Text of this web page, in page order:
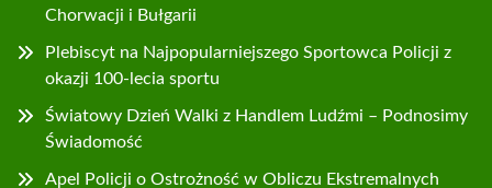
Chorwacji i Bułgarii
Plebiscyt na Najpopularniejszego Sportowca Policji z
okazji 100-lecia sportu
Światowy Dzień Walki z Handlem Ludźmi – Podnosimy
Świadomość
Apel Policji o Ostrożność w Obliczu Ekstremalnych